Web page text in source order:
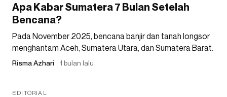
Apa Kabar Sumatera 7 Bulan Setelah
Bencana?
Pada November 2025, bencana banjir dan tanah longsor
menghantam Aceh, Sumatera Utara, dan Sumatera Barat.
Risma Azhari 1 bulan lalu
EDITORIAL